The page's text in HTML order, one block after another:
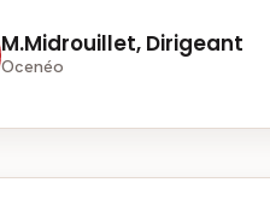
M.Midrouillet, Dirigeant
Ocenéo